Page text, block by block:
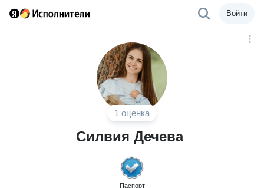
Войти
1 оценка
Силвия Дечева
Паспорт